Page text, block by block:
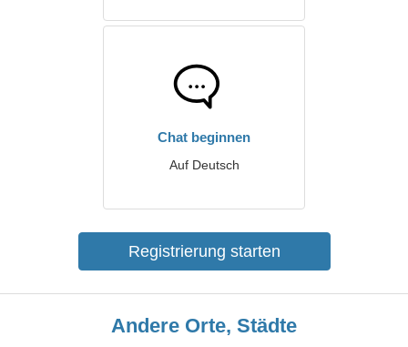
Chat beginnen
Auf Deutsch
Registrierung starten
Andere Orte, Städte